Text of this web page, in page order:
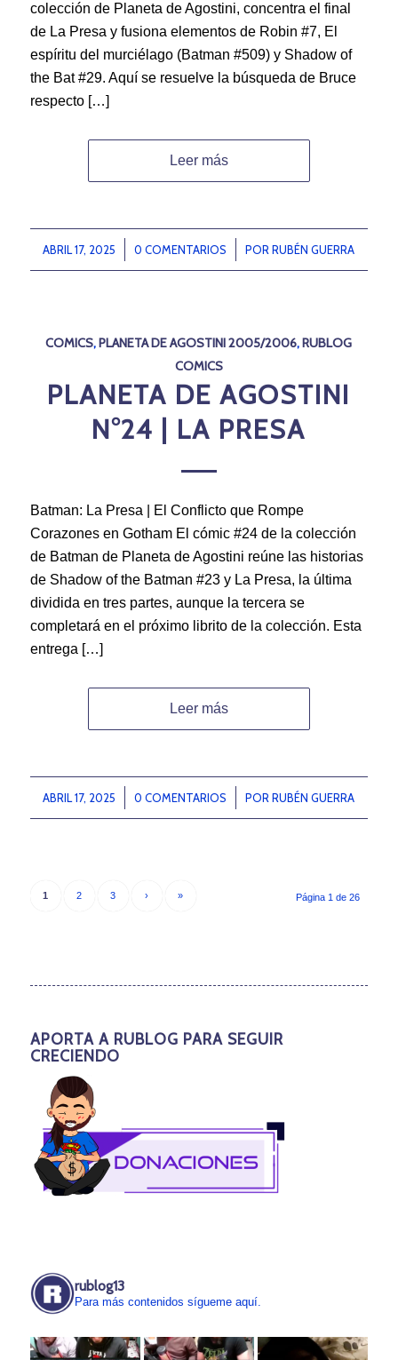
colección de Planeta de Agostini, concentra el final
de La Presa y fusiona elementos de Robin #7, El
espíritu del murciélago (Batman #509) y Shadow of
the Bat #29. Aquí se resuelve la búsqueda de Bruce
respecto […]
Leer más
ABRIL 17, 2025
/ 0 COMENTARIOS
/ PORRUBÉN GUERRA
COMICS, PLANETA DE AGOSTINI 2005/2006, RUBLOG
COMICS
PLANETA DE AGOSTINI
N°24 | LA PRESA
Batman: La Presa | El Conflicto que Rompe
Corazones en Gotham El cómic #24 de la colección
de Batman de Planeta de Agostini reúne las historias
de Shadow of the Batman #23 y La Presa, la última
dividida en tres partes, aunque la tercera se
completará en el próximo librito de la colección. Esta
entrega […]
Leer más
ABRIL 17, 2025
/ 0 COMENTARIOS
/ PORRUBÉN GUERRA
Página 1 de 26
1 2 3 › »
APORTA A RUBLOG PARA SEGUIR
CRECIENDO
rublog13
Para más contenidos sígueme aquí.